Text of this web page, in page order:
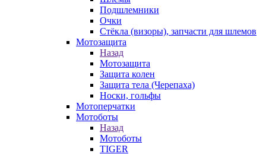
Подшлемники
Очки
Стёкла (визоры), запчасти для шлемов
Мотозащита
Назад
Мотозащита
Защита колен
Защита тела (Черепаха)
Носки, гольфы
Мотоперчатки
Мотоботы
Назад
Мотоботы
TIGER